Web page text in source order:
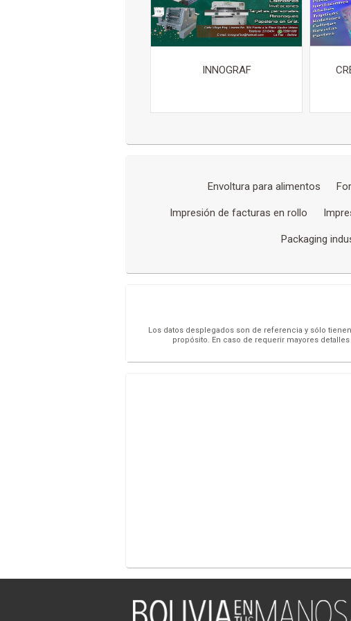
INNOGRAF
Envoltura para alimentos
Impresión de facturas en rollo
Packaging
Los datos desplegados son de referencia y sólo
propósito. En caso de requerir mayores